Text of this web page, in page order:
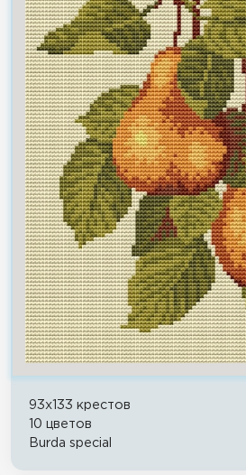
93x133 крестов
10 цветов
Burda special